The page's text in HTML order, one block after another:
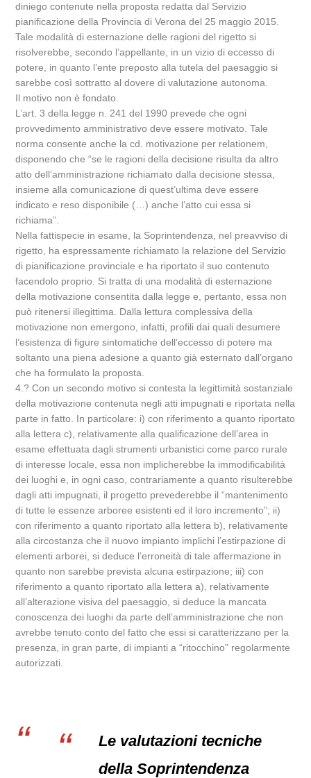
diniego contenute nella proposta redatta dal Servizio
pianificazione della Provincia di Verona del 25 maggio 2015.
Tale modalità di esternazione delle ragioni del rigetto si
risolverebbe, secondo l’appellante, in un vizio di eccesso di
potere, in quanto l’ente preposto alla tutela del paesaggio si
sarebbe così sottratto al dovere di valutazione autonoma.
Il motivo non è fondato.
L’art. 3 della legge n. 241 del 1990 prevede che ogni
provvedimento amministrativo deve essere motivato. Tale
norma consente anche la cd. motivazione per relationem,
disponendo che “se le ragioni della decisione risulta da altro
atto dell’amministrazione richiamato dalla decisione stessa,
insieme alla comunicazione di quest’ultima deve essere
indicato e reso disponibile (…) anche l’atto cui essa si
richiama”.
Nella fattispecie in esame, la Soprintendenza, nel preavviso di
rigetto, ha espressamente richiamato la relazione del Servizio
di pianificazione provinciale e ha riportato il suo contenuto
facendolo proprio. Si tratta di una modalità di esternazione
della motivazione consentita dalla legge e, pertanto, essa non
può ritenersi illegittima. Dalla lettura complessiva della
motivazione non emergono, infatti, profili dai quali desumere
l’esistenza di figure sintomatiche dell’eccesso di potere ma
soltanto una piena adesione a quanto già esternato dall’organo
che ha formulato la proposta.
4.? Con un secondo motivo si contesta la legittimità sostanziale
della motivazione contenuta negli atti impugnati e riportata nella
parte in fatto. In particolare: i) con riferimento a quanto riportato
alla lettera c), relativamente alla qualificazione dell’area in
esame effettuata dagli strumenti urbanistici come parco rurale
di interesse locale, essa non implicherebbe la immodificabilità
dei luoghi e, in ogni caso, contrariamente a quanto risulterebbe
dagli atti impugnati, il progetto prevederebbe il “mantenimento
di tutte le essenze arboree esistenti ed il loro incremento”; ii)
con riferimento a quanto riportato alla lettera b), relativamente
alla circostanza che il nuovo impianto implichi l’estirpazione di
elementi arborei, si deduce l’erroneità di tale affermazione in
quanto non sarebbe prevista alcuna estirpazione; iii) con
riferimento a quanto riportato alla lettera a), relativamente
all’alterazione visiva del paesaggio, si deduce la mancata
conoscenza dei luoghi da parte dell’amministrazione che non
avrebbe tenuto conto del fatto che essi si caratterizzano per la
presenza, in gran parte, di impianti a “ritocchino” regolarmente
autorizzati.
Le valutazioni tecniche
della Soprintendenza